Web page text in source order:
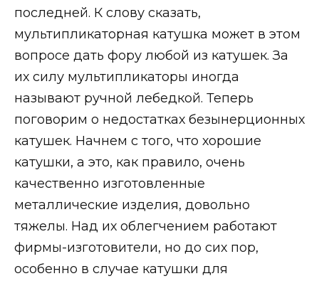
последней. К слову сказать,
мультипликаторная катушка может в этом
вопросе дать фору любой из катушек. За
их силу мультипликаторы иногда
называют ручной лебедкой. Теперь
поговорим о недостатках безынерционных
катушек. Начнем с того, что хорошие
катушки, а это, как правило, очень
качественно изготовленные
металлические изделия, довольно
тяжелы. Над их облегчением работают
фирмы-изготовители, но до сих пор,
особенно в случае катушки для